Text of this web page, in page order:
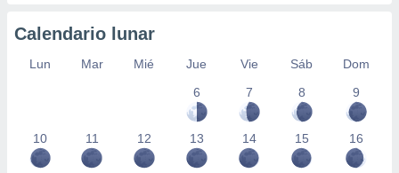
Calendario lunar
Lun Mar Mié Jue Vie Sáb
Dom
6
7 8 9
10 11 12 13 14 15 16